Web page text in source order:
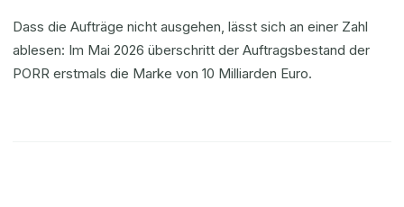
Dass die Aufträge nicht ausgehen, lässt sich an einer Zahl
ablesen: Im Mai 2026 überschritt der Auftragsbestand der
PORR erstmals die Marke von 10 Milliarden Euro.